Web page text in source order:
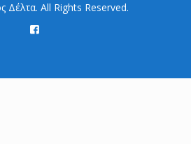
Δέλτα. All Rights Reserved.